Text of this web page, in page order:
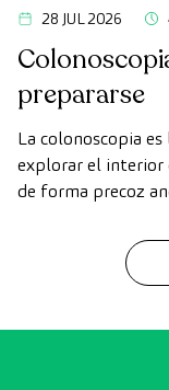
28 JUL 2026
prepararse
La colonoscopia
explorar el interior
de forma precoz